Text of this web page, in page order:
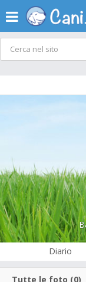
Diario
Tutte le foto (0)